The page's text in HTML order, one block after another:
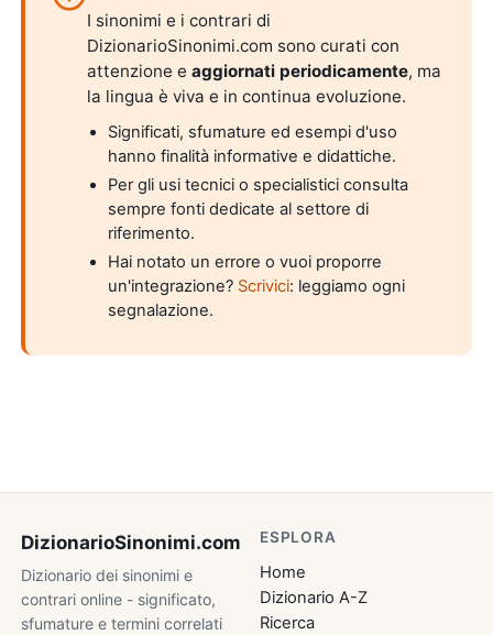
I sinonimi e i contrari di
DizionarioSinonimi.com sono curati con
attenzione eaggiornati periodicamente, ma
la lingua è viva e in continua evoluzione.
Significati, sfumature ed esempi d'uso
hanno finalità informative e didattiche.
Per gli usi tecnici o specialistici consulta
sempre fonti dedicate al settore di
riferimento.
Hai notato un errore o vuoi proporre
un'integrazione? Scrivici: leggiamo ogni
segnalazione.
DizionarioSinonimi.com
Dizionario dei sinonimi e
contrari online - significato,
sfumature e termini correlati
ESPLORA
Home
Dizionario A-Z
Ricerca